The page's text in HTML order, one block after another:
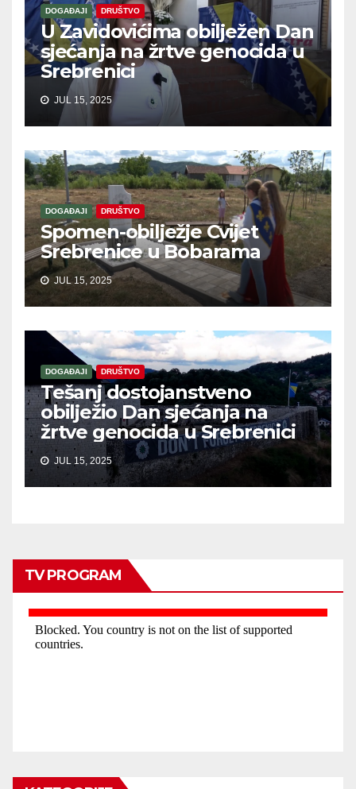
DOGAĐAJI DRUŠTVO
U Zavidovićima obilježen Dan
sjećanja na žrtve genocida u
Srebrenici
JUL 15, 2025
DOGAĐAJI DRUŠTVO
Spomen-obilježje Cvijet
Srebrenice u Bobarama
JUL 15, 2025
DOGAĐAJI DRUŠTVO
Tešanj dostojanstveno
obilježio Dan sjećanja na
žrtve genocida u Srebrenici
JUL 15, 2025
TV PROGRAM